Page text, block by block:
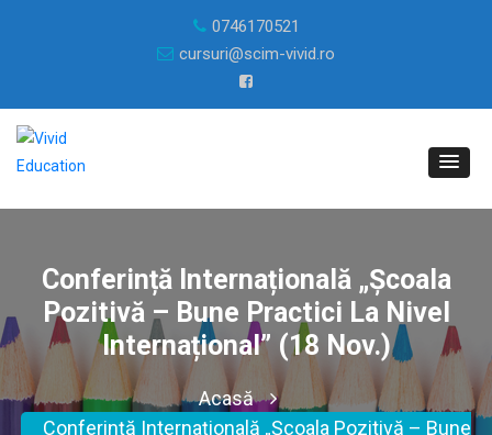
0746170521
cursuri@scim-vivid.ro
Conferință Internațională „Școala
Pozitivă – Bune Practici La Nivel
Internațional” (18 Nov.)
Acasă
Conferință Internațională „Școala Pozitivă – Bune